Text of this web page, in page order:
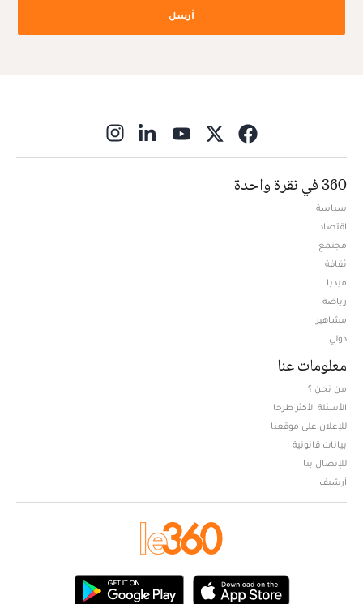
أرسل
360 في نقرة واحدة
سياسة
اقتصاد
مجتمع
ثقافة
ميديا
رياضة
مشاهير
دولي
معلومات عنا
من نحن ؟
الأسئلة الأكثر طرحا
للإعلان على موقعنا
بيانات قانونية
للإتصال بنا
أرشيف